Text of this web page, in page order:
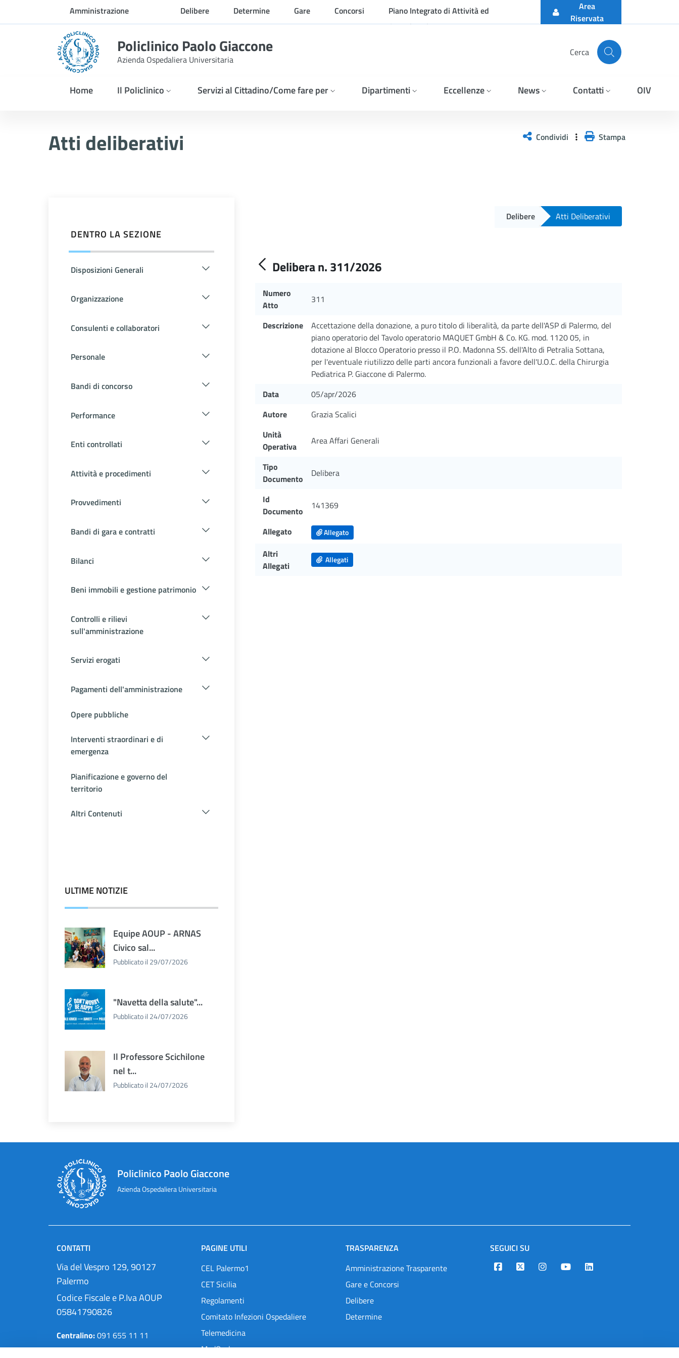
Skip to Main ContentAmministrazione
trasparente
Delibere Determine Gare Concorsi
Piano Integrato di Attività ed
Organizzazione
Area
Riservata
Policlinico Paolo Giaccone
Azienda Ospedaliera Universitaria
Cerca
Home Il Policlinico Servizi al Cittadino/Come fare per Dipartimenti Eccellenze News Contatti OIV
Atti deliberativi Condividi Stampa
DENTRO LA SEZIONE
Disposizioni Generali
Organizzazione
Consulenti e collaboratori
Personale
Bandi di concorso
Performance
Enti controllati
Attività e procedimenti
Provvedimenti
Bandi di gara e contratti
Bilanci
Beni immobili e gestione patrimonio
Controlli e rilievi
sull'amministrazione
Servizi erogati
Pagamenti dell'amministrazione
Opere pubbliche
Interventi straordinari e di
emergenza
Pianificazione e governo del
territorio
Altri Contenuti
ULTIME NOTIZIE
Equipe AOUP - ARNAS
Civico sal...
Pubblicato il 29/07/2026
"Navetta della salute"...
Pubblicato il 24/07/2026
Il Professore Scichilone
nel t...
Pubblicato il 24/07/2026
Delibere Atti Deliberativi
Delibera n. 311/2026
Numero
Atto
311
Descrizione
Accettazione della donazione, a puro titolo di liberalità, da parte dell'ASP di Palermo, del
piano operatorio del Tavolo operatorio MAQUET GmbH & Co. KG. mod. 1120 05, in
dotazione al Blocco Operatorio presso il P.O. Madonna SS. dell'Alto di Petralia Sottana,
per l'eventuale riutilizzo delle parti ancora funzionali a favore dell'U.O.C. della Chirurgia
Pediatrica P. Giaccone di Palermo.
Data
05/apr/2026
Autore
Grazia Scalici
Unità
Operativa
Area Affari Generali
Tipo
Documento
Delibera
Id
Documento
141369
Allegato Allegato
Altri
Allegati
Allegati
Policlinico Paolo Giaccone
Azienda Ospedaliera Universitaria
CONTATTI
Via del Vespro 129, 90127
Palermo
Codice Fiscale e P.Iva AOUP
05841790826
Centralino:091 655 11 11
Pec:protocollo@cert.policlinico.pa.it
PAGINE UTILI
CEL Palermo1
CET Sicilia
Regolamenti
Comitato Infezioni Ospedaliere
Telemedicina
MedOral
TRASPARENZA
Amministrazione Trasparente
Gare e Concorsi
Delibere
Determine
SEGUICI SU
Designers Italia
TwitterInstagramYoutubeLinkedin